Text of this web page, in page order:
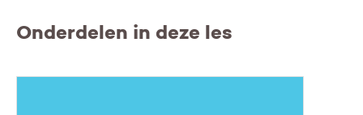
Onderdelen in deze les